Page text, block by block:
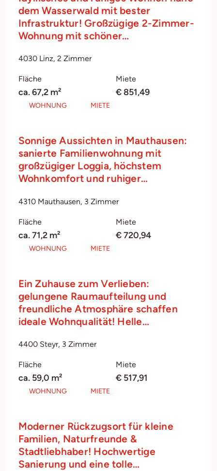
dem Wasserwald mit bester
Infrastruktur! Großzügige 2-Zimmer-
Wohnung mit schöner…
4030 Linz, 2 Zimmer
Fläche
ca. 67,2 m²
Miete
€ 851,49
WOHNUNG MIETE
Sonnige Aussichten in Mauthausen:
sanierte Familienwohnung mit
großzügiger Loggia, höchstem
Wohnkomfort und ruhiger…
4310 Mauthausen, 3 Zimmer
Fläche
ca. 71,2 m²
Miete
€ 720,94
WOHNUNG MIETE
Ein Zuhause zum Verlieben:
gelungene Raumaufteilung und
freundliche Atmosphäre schaffen
ideale Wohnqualität! Helle…
4400 Steyr, 3 Zimmer
Fläche
ca. 59,0 m²
Miete
€ 517,91
WOHNUNG MIETE
Moderner Rückzugsort für kleine
Familien, Naturfreunde &
Stadtliebhaber! Hochwertige
Sanierung und eine tolle…